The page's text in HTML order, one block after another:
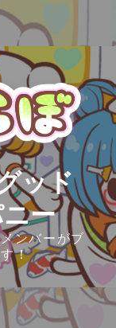
ッド
ー
ンバーがブ
！